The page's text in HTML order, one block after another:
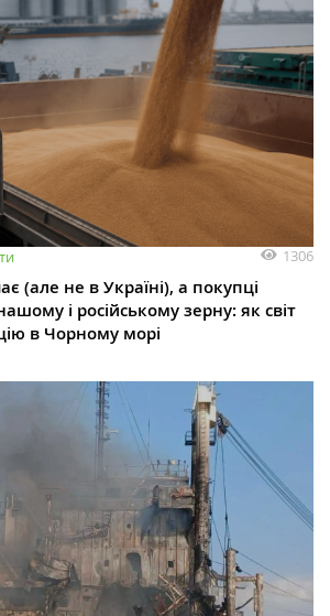
1306
(але не в Україні), а покупці
і російському зерну: як світ
в Чорному морі